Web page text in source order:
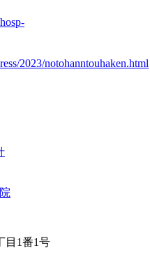
2023/notohanntouhaken.html
目1番1号